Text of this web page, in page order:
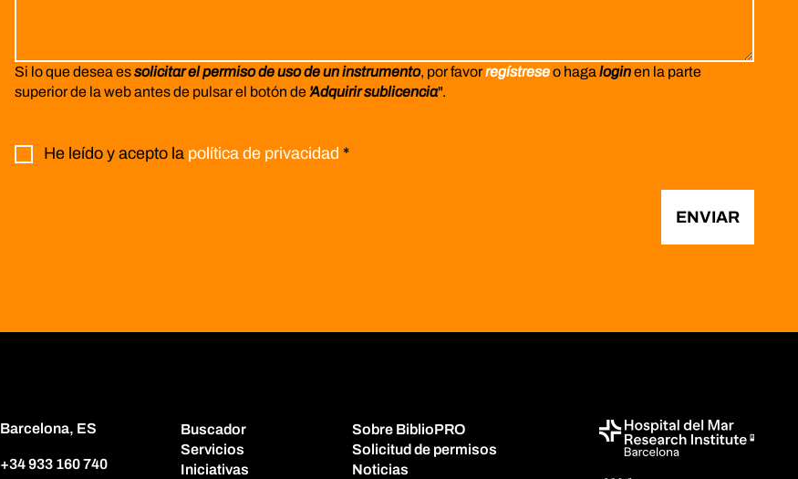
Si lo que desea essolicitar el permiso de uso de un instrumento, por favorregístreseo hagaloginen la parte
superior de la web antes de pulsar el botón de 'Adquirir sublicencia".
He leído y acepto la política de privacidad *
ENVIAR
Barcelona, ES
+34 933 160 740
Buscador
Sobre BiblioPRO
Servicios
Solicitud de permisos
Iniciativas
Noticias